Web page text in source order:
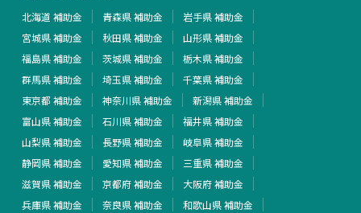
北海道 補助金 青森県 補助金
岩手県 補助金
宮城県 補助金
秋田県 補助金
山形県 補助金
福島県 補助金
茨城県 補助金
栃木県 補助金
群馬県 補助金
埼玉県 補助金
千葉県 補助金
東京都 補助金
神奈川県 補助金
新潟県 補助金
富山県 補助金
石川県 補助金
福井県 補助金
山梨県 補助金
長野県 補助金
岐阜県 補助金
静岡県 補助金
愛知県 補助金
三重県 補助金
滋賀県 補助金
京都府 補助金
大阪府 補助金
兵庫県 補助金
奈良県 補助金
和歌山県 補助金